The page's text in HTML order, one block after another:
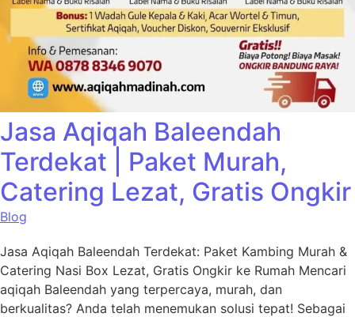
Jasa Aqiqah Baleendah
Terdekat | Paket Murah,
Catering Lezat, Gratis Ongkir
Blog
Jasa Aqiqah Baleendah Terdekat: Paket Kambing Murah &
Catering Nasi Box Lezat, Gratis Ongkir ke Rumah Mencari
aqiqah Baleendah yang terpercaya, murah, dan
berkualitas? Anda telah menemukan solusi tepat! Sebagai